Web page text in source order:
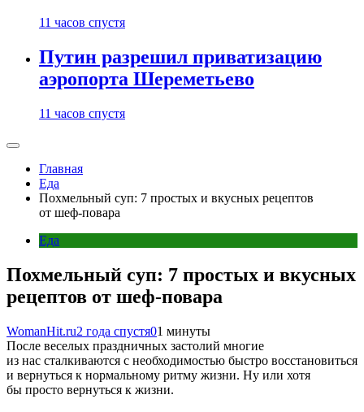
11 часов спустя
Путин разрешил приватизацию
аэропорта Шереметьево
11 часов спустя
Главная
Еда
Похмельный суп: 7 простых и вкусных рецептов
от шеф-повара
Еда
Похмельный суп: 7 простых и вкусных
рецептов от шеф-повара
WomanHit.ru2 года спустя01 минуты
После веселых праздничных застолий многие
из нас сталкиваются с необходимостью быстро восстановиться
и вернуться к нормальному ритму жизни. Ну или хотя
бы просто вернуться к жизни.